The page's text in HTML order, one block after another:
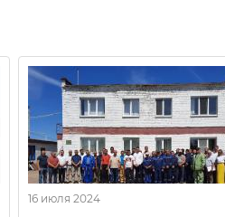
16 июля 2024